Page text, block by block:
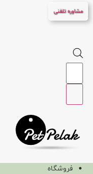
پرش
به
مشاوره تلفنی
Products
فروشگاه